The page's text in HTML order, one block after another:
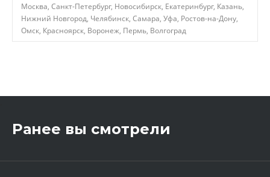
Москва, Санкт-Петербург, Новосибирск, Екатеринбург, Казань,
Нижний Новгород, Челябинск, Самара, Уфа, Ростов-на-Дону,
Омск, Красноярск, Воронеж, Пермь, Волгоград
Ранее вы смотрели